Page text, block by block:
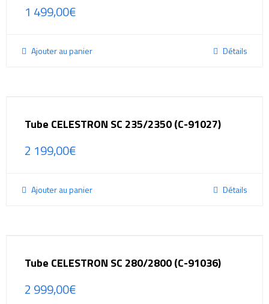
1 499,00€
Ajouter au panier Détails
Tube CELESTRON SC 235/2350 (C-91027)
2 199,00€
Ajouter au panier Détails
Tube CELESTRON SC 280/2800 (C-91036)
2 999,00€